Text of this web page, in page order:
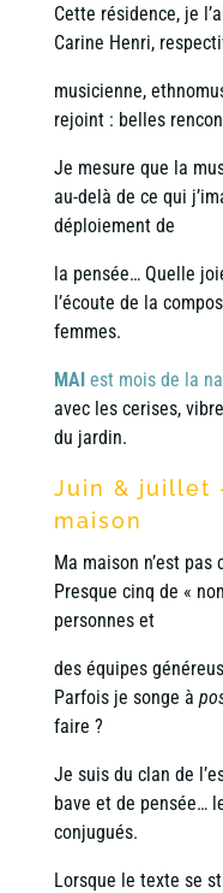
Cette résidence, je
Carine Henri,
musicienne,
rejoint : belles
Je mesure que la
au-delà de ce qui
déploiement de
la pensée… Quelle
l’écoute de la
femmes.
MAIest mois de la
avec les cerises,
du jardin.
Juin & juillet
maison
Ma maison n’est pas
Presque cinq de «
personnes et
des équipes
Parfois je songe à
faire ?
Je suis du clan de
bave et de pensée…
conjugués.
Lorsque le texte se